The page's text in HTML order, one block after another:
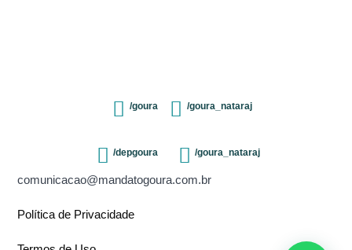
/goura /goura_nataraj
/depgoura /goura_nataraj
comunicacao@mandatogoura.com.br
Política de Privacidade